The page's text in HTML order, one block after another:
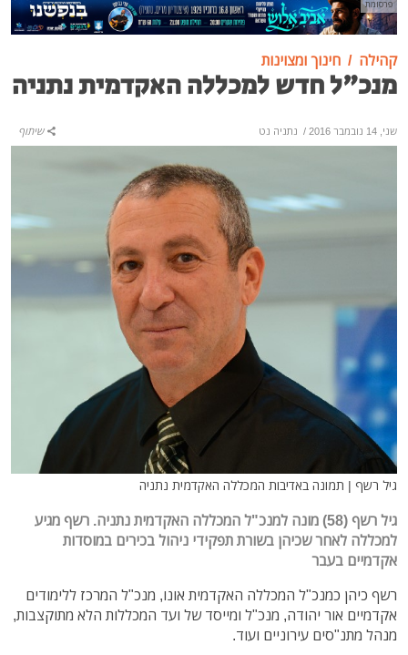
פרסומת
קהילה חינוך ומצוינות
מנכ"ל חדש למכללה האקדמית נתניה
שני, 14 נובמבר 2016 / נתניה נט שיתוף
גיל רשף | תמונה באדיבות המכללה האקדמית נתניה
גיל רשף (58) מונה למנכ"ל המכללה האקדמית נתניה. רשף מגיע
למכללה לאחר שכיהן בשורת תפקידי ניהול בכירים במוסדות
אקדמיים בעבר
רשף כיהן כמנכ"ל המכללה האקדמית אונו, מנכ"ל המרכז ללימודים
אקדמיים אור יהודה, מנכ"ל ומייסד של ועד המכללות הלא מתוקצבות,
מנהל מתנ"סים עירוניים ועוד.